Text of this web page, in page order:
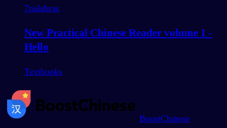
7palabras
New Practical Chinese Reader volume 1 -
Hello
Textbooks
BoostChinese